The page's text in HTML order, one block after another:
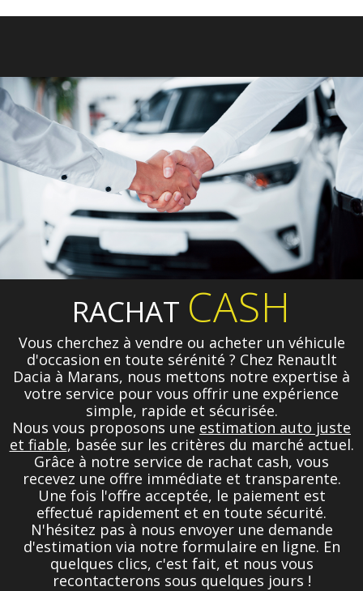
RACHAT CASH
Vous cherchez à vendre ou acheter un véhicule
d'occasion en toute sérénité ? Chez Renautlt
Dacia à Marans, nous mettons notre expertise à
votre service pour vous offrir une expérience
simple, rapide et sécurisée.
Nous vous proposons une estimation auto juste
et fiable, basée sur les critères du marché actuel.
Grâce à notre service de rachat cash, vous
recevez une offre immédiate et transparente.
Une fois l'offre acceptée, le paiement est
effectué rapidement et en toute sécurité.
N'hésitez pas à nous envoyer une demande
d'estimation via notre formulaire en ligne. En
quelques clics, c'est fait, et nous vous
recontacterons sous quelques jours !